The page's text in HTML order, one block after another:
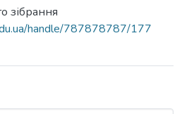
зібрання
handle/787878787/177